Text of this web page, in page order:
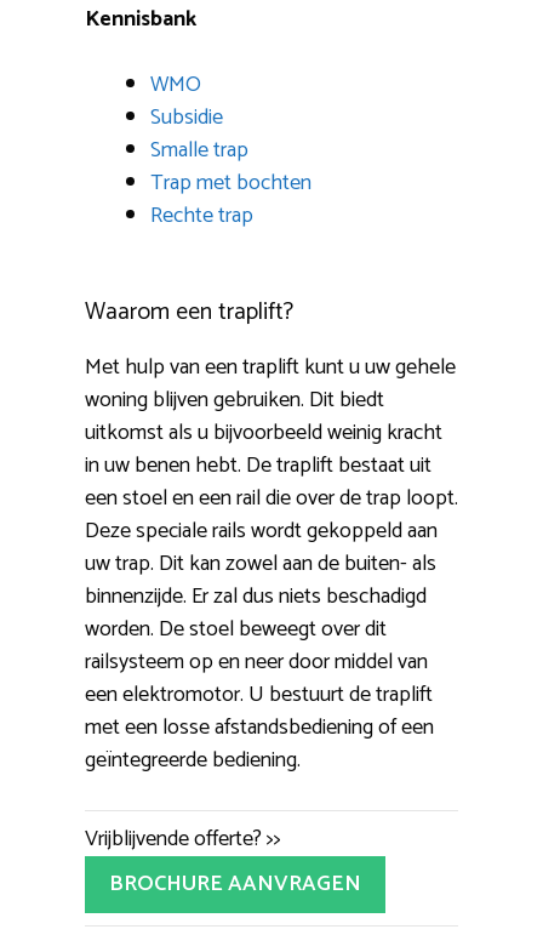
Kennisbank
WMO
Subsidie
Smalle trap
Trap met bochten
Rechte trap
Waarom een traplift?
Met hulp van een traplift kunt u uw gehele
woning blijven gebruiken. Dit biedt
uitkomst als u bijvoorbeeld weinig kracht
in uw benen hebt. De traplift bestaat uit
een stoel en een rail die over de trap loopt.
Deze speciale rails wordt gekoppeld aan
uw trap. Dit kan zowel aan de buiten- als
binnenzijde. Er zal dus niets beschadigd
worden. De stoel beweegt over dit
railsysteem op en neer door middel van
een elektromotor. U bestuurt de traplift
met een losse afstandsbediening of een
geïntegreerde bediening.
Vrijblijvende offerte? >>
BROCHURE AANVRAGEN